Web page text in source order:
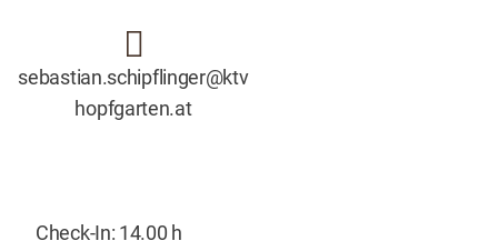
sebastian.schipflinger@ktv
hopfgarten.at
Check-In: 14.00 h